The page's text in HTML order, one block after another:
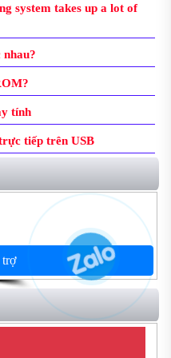
system takes up a lot of
tính
tiếp trên USB